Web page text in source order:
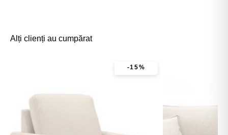
Alți clienți au cumpărat
-15%